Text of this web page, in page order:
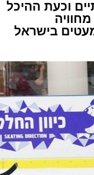
וכעת ההיכל
בישראל